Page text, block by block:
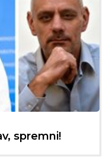
spremni!